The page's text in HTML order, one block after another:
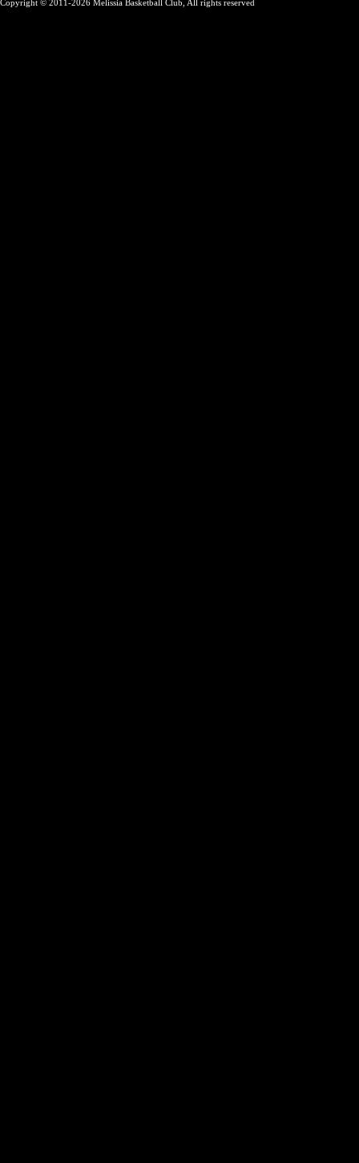
Copyright © 2011-2026 Melissia Basketball Club, All rights reserved